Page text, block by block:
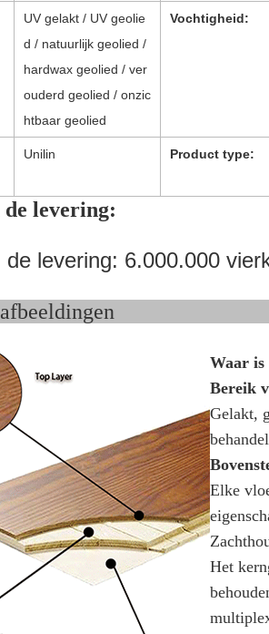
UV gelakt / UV geolie
d / natuurlijk geolied /
hardwax geolied / ver
ouderd geolied / onzic
htbaar geolied
Vochtigheid:
Unilin Product type:
levering:
levering: 6.000.000
Waar is
Bereik
Gelakt,
Elke
Het